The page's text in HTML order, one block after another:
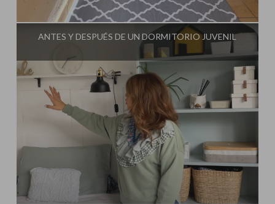
Influencer:Mimo de Mami
ANTES Y DESPUÉS DE UN DORMITORIO JUVENIL
Influencer: Mimo de Mami